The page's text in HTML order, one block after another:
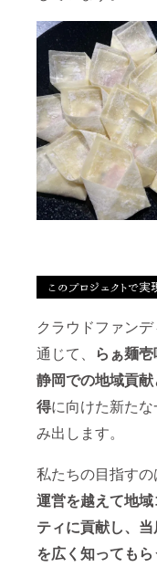
クラウドファン
通じて、 らぁ麺
静岡での地域貢
得に向けた新た
み出します。
私たちの目指すの
運営を越えて地
ティに貢献し、
を広く知ってもら